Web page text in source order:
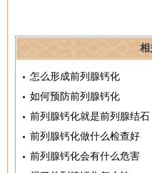
相
怎么形成前列腺钙化
如何预防前列腺钙化
前列腺钙化就是前列腺结石
前列腺钙化做什么检查好
前列腺钙化会有什么危害